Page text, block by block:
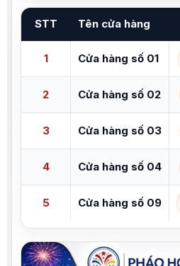
STT Tên cửa hàng
1 Cửa hàng số 01
2 Cửa hàng số 02
3 Cửa hàng số 03
4 Cửa hàng số 04
5 Cửa hàng số 09